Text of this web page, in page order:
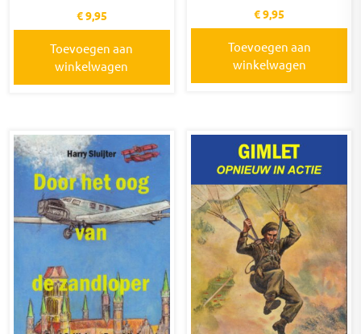
€9,95
Toevoegen aan
winkelwagen
€9,95
Toevoegen aan
winkelwagen